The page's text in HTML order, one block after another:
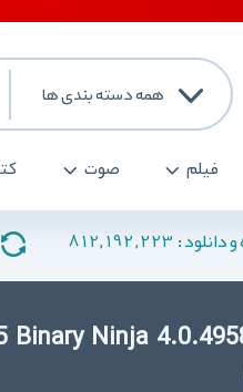
همه دسته بندی ها
فیلم صوت
دانلود : 812,192,223